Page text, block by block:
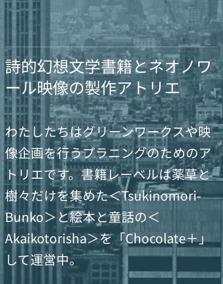
詩的幻想文学書籍とネオノワ
ール映像の製作アトリエ
わたしたちはグリーンワークスや映
像企画を行うプラニングのためのア
トリエです。書籍レーベルは薬草と
樹々だけを集めた＜Tsukinomori-
Bunko＞と絵本と童話の＜
Akaikotorisha＞を「Chocolate＋」
して運営中。